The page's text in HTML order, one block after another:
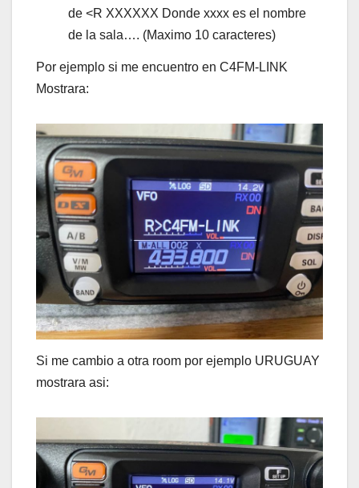
de <R XXXXXX Donde xxxx es el nombre
de la sala…. (Maximo 10 caracteres)
Por ejemplo si me encuentro en C4FM-LINK
Mostrara:
Si me cambio a otra room por ejemplo URUGUAY
mostrara asi: